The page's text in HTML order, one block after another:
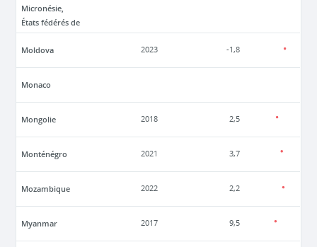
Micronésie,
États fédérés de
Moldova 2023 -1,8
Monaco
Mongolie 2018 2,5
Monténégro 2021 3,7
Mozambique 2022 2,2
Myanmar 2017 9,5